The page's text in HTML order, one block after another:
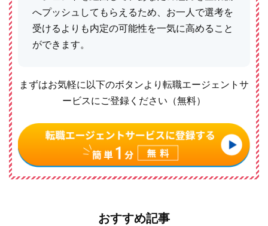
へプッシュしてもらえるため、お一人で選考を
受けるよりも内定の可能性を一気に高めること
ができます。
まずはお気軽に以下のボタンより転職エージェントサ
ービスにご登録ください（無料）
おすすめ記事